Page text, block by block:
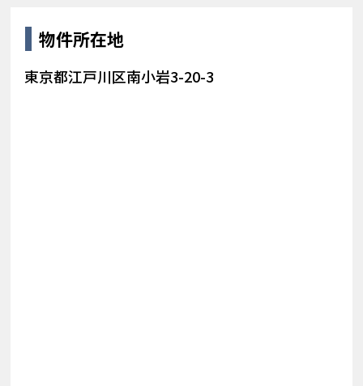
物件所在地
東京都江戸川区南小岩3-20-3